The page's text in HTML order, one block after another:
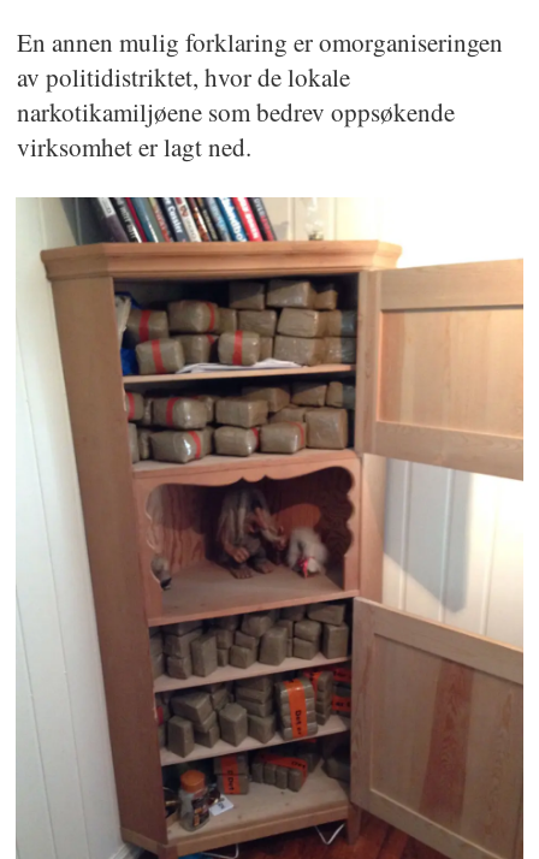
En annen mulig forklaring er omorganiseringen
av politidistriktet, hvor de lokale
narkotikamiljøene som bedrev oppsøkende
virksomhet er lagt ned.